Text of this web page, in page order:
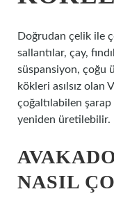
Doğrudan çelik ile
sallantılar, çay,
süspansiyon, çoğu
kökleri asılsız olan
çoğaltılabilen şarap
yeniden üretilebilir.
NASIL